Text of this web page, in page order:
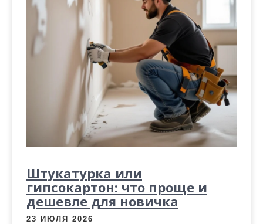
Штукатурка или
гипсокартон: что проще и
дешевле для новичка
23 ИЮЛЯ 2026